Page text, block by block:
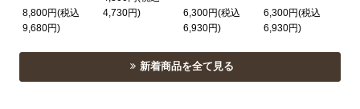
8,800円(税込
9,680円)
4,730円)
6,300円(税込
6,930円)
6,300円(税込
6,930円)
新着商品を全て見る